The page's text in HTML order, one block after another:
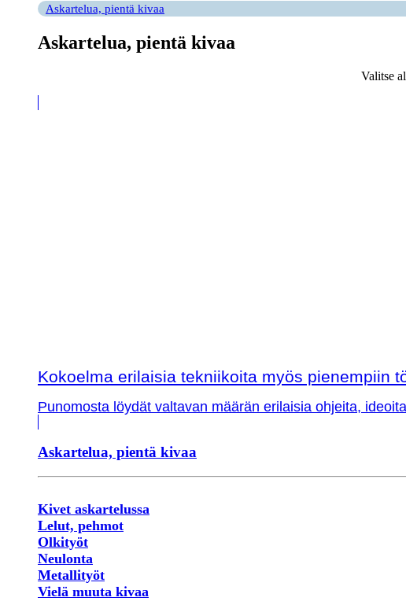
Askartelua, pientä kivaa
Askartelua, pientä kivaa
Valitse
Kokoelma erilaisia tekniikoita myös pienempiin
Punomosta löydät valtavan määrän erilaisia ohjeita,
Askartelua, pientä kivaa
Kivet askartelussa
Lelut, pehmot
Olkityöt
Neulonta
Metallityöt
Vielä muuta kivaa